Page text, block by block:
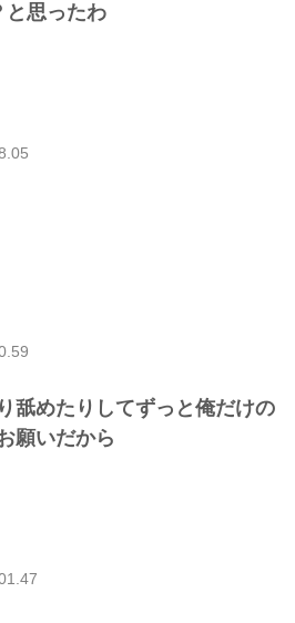
と思ったわ
舐めたりしてずっと俺だけの
願いだから